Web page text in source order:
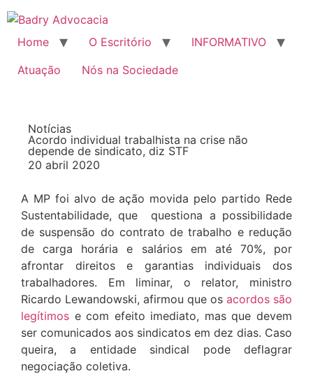
Home O Escritório
INFORMATIVO
Atuação
Nós na Sociedade
Notícias
Acordo individual trabalhista na crise não
depende de sindicato, diz STF
20 abril 2020
A MP foi alvo de ação movida pelo partido Rede
Sustentabilidade, que questiona a possibilidade
de suspensão do contrato de trabalho e redução
de carga horária e salários em até 70%, por
afrontar direitos e garantias individuais dos
trabalhadores. Em liminar, o relator, ministro
Ricardo Lewandowski, afirmou que os acordos são
legítimos e com efeito imediato, mas que devem
ser comunicados aos sindicatos em dez dias. Caso
queira, a entidade sindical pode deflagrar
negociação coletiva.